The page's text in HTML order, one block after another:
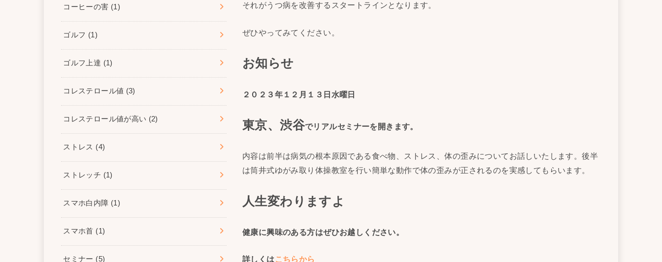
それがうつ病を改善するスタートラインとなります。
ぜひやってみてください。
お知らせ
２０２３年１２月１３日水曜日
東京、渋谷でリアルセミナーを開きます。
内容は前半は病気の根本原因である食べ物、ストレス、体の歪みについてお話しいたします。後半
は筒井式ゆがみ取り体操教室を行い簡単な動作で体の歪みが正されるのを実感してもらいます。
人生変わりますよ
健康に興味のある方はぜひお越しください。
詳しくは こちらから
コーヒーの害 (1)
ゴルフ (1)
ゴルフ上達 (1)
コレステロール値 (3)
コレステロール値が高い (2)
ストレス (4)
ストレッチ (1)
スマホ白内障 (1)
スマホ首 (1)
セミナー (5)